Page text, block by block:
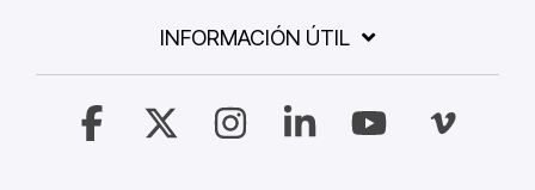
INFORMACIÓN ÚTIL
Facebook InstagramLinkedin YouTube